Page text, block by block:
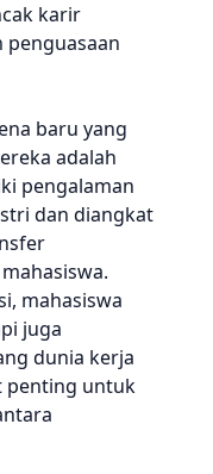
karir
baru yang
adalah
pengalaman
dan diangkat
mahasiswa
juga
dunia kerja
penting untuk